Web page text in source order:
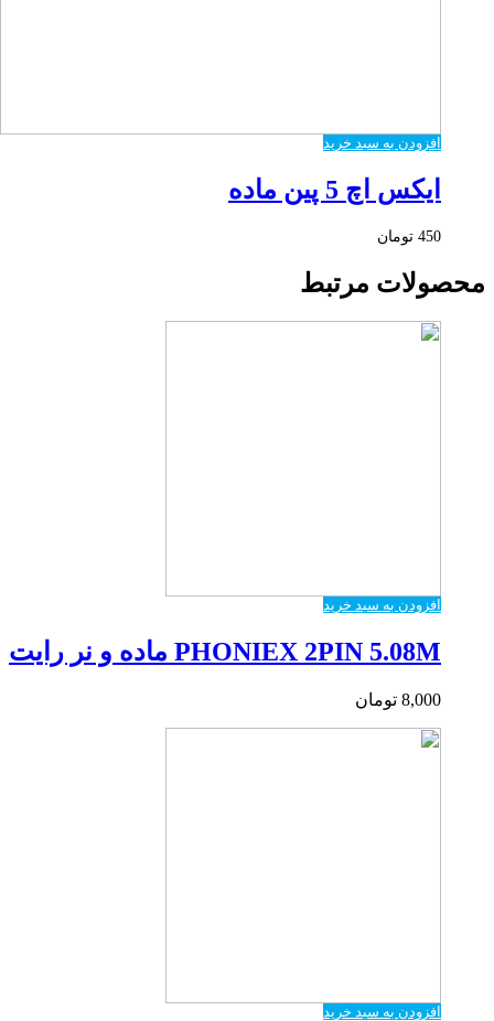
افزودن به سبد خرید
ایکس اچ 5 پین ماده
450 تومان
محصولات مرتبط
افزودن به سبد خرید
PHONIEX 2PIN 5.08M ماده و نر رایت
8,000 تومان
افزودن به سبد خرید